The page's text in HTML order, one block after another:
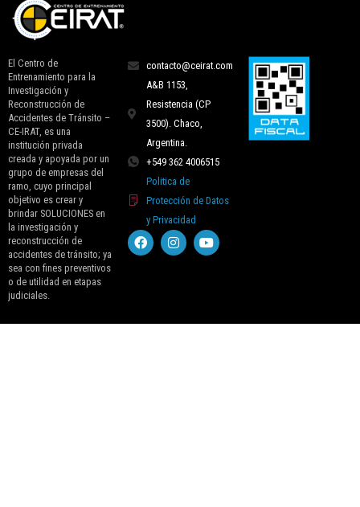
El Centro de
Entrenamiento para la
Investigación y
Reconstrucción de
Accidentes de Tránsito –
CE-IRAT, es una
institución privada
creada y apoyada por un
grupo de empresas del
ramo, cuyo principal
objetivo es crear y
brindar SOLUCIONES en
la investigación y
reconstrucción de
accidentes de tránsito; ya
sea con fines preventivos
o de utilidad en etapas
judiciales.
contacto@ceirat.com
A&B 1153,
Resistencia (CP
3500). Chaco,
Argentina.
+549 362 4006515
Politica de
Protección de Datos
y Privacidad